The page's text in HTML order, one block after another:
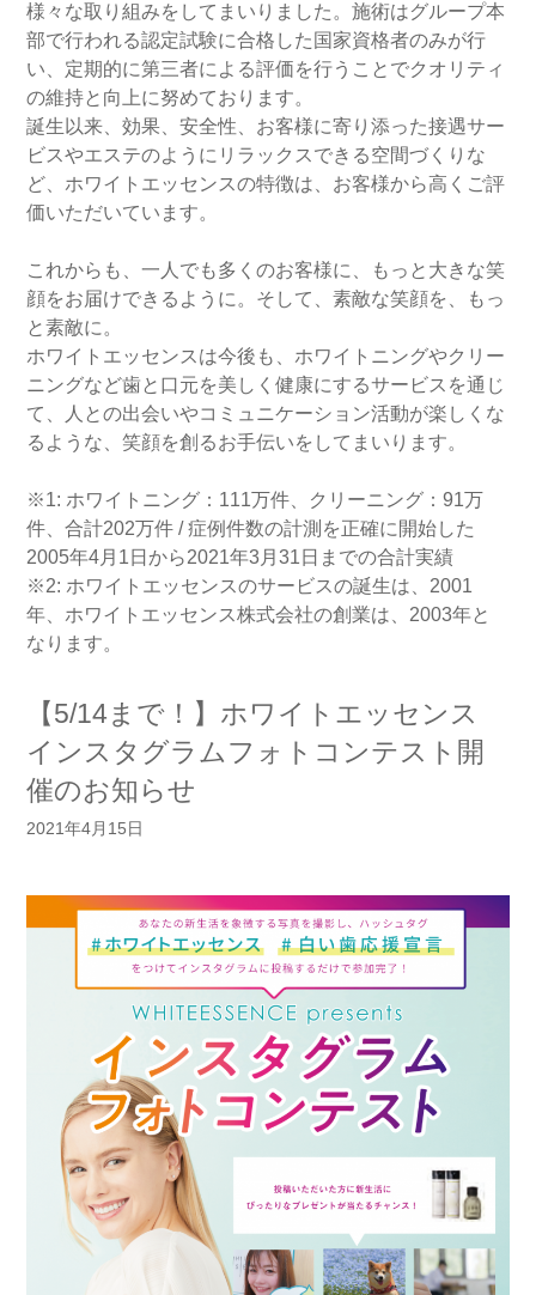
様々な取り組みをしてまいりました。施術はグループ本
部で行われる認定試験に合格した国家資格者のみが行
い、定期的に第三者による評価を行うことでクオリティ
の維持と向上に努めております。
誕生以来、効果、安全性、お客様に寄り添った接遇サー
ビスやエステのようにリラックスできる空間づくりな
ど、ホワイトエッセンスの特徴は、お客様から高くご評
価いただいています。
これからも、一人でも多くのお客様に、もっと大きな笑
顔をお届けできるように。そして、素敵な笑顔を、もっ
と素敵に。
ホワイトエッセンスは今後も、ホワイトニングやクリー
ニングなど歯と口元を美しく健康にするサービスを通じ
て、人との出会いやコミュニケーション活動が楽しくな
るような、笑顔を創るお手伝いをしてまいります。
※1: ホワイトニング：111万件、クリーニング：91万
件、合計202万件 / 症例件数の計測を正確に開始した
2005年4月1日から2021年3月31日までの合計実績
※2: ホワイトエッセンスのサービスの誕生は、2001
年、ホワイトエッセンス株式会社の創業は、2003年と
なります。
【5/14まで！】ホワイトエッセンス
インスタグラムフォトコンテスト開
催のお知らせ
2021年4月15日